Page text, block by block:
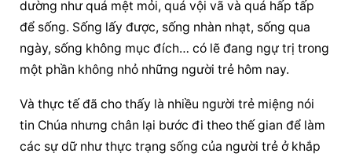
dường như quá mệt mỏi, quá vội vã và quá hấp tấp
để sống. Sống lấy được, sống nhàn nhạt, sống qua
ngày, sống không mục đích… có lẽ đang ngự trị trong
một phần không nhỏ những người trẻ hôm nay.
Và thực tế đã cho thấy là nhiều người trẻ miệng nói
tin Chúa nhưng chân lại bước đi theo thế gian để làm
các sự dữ như thực trạng sống của người trẻ ở khắp